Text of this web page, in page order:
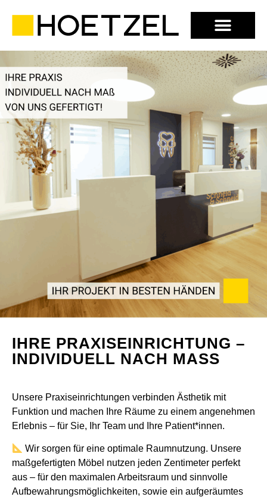
IHRE PRAXISEINRICHTUNG –
INDIVIDUELL NACH MASS
Unsere Praxiseinrichtungen verbinden Ästhetik mit
Funktion und machen Ihre Räume zu einem angenehmen
Erlebnis – für Sie, Ihr Team und Ihre Patient*innen.
Wir sorgen für eine optimale Raumnutzung. Unsere
maßgefertigten Möbel nutzen jeden Zentimeter perfekt
aus – für den maximalen Arbeitsraum und sinnvolle
Aufbewahrungsmöglichkeiten, sowie ein aufgeräumtes